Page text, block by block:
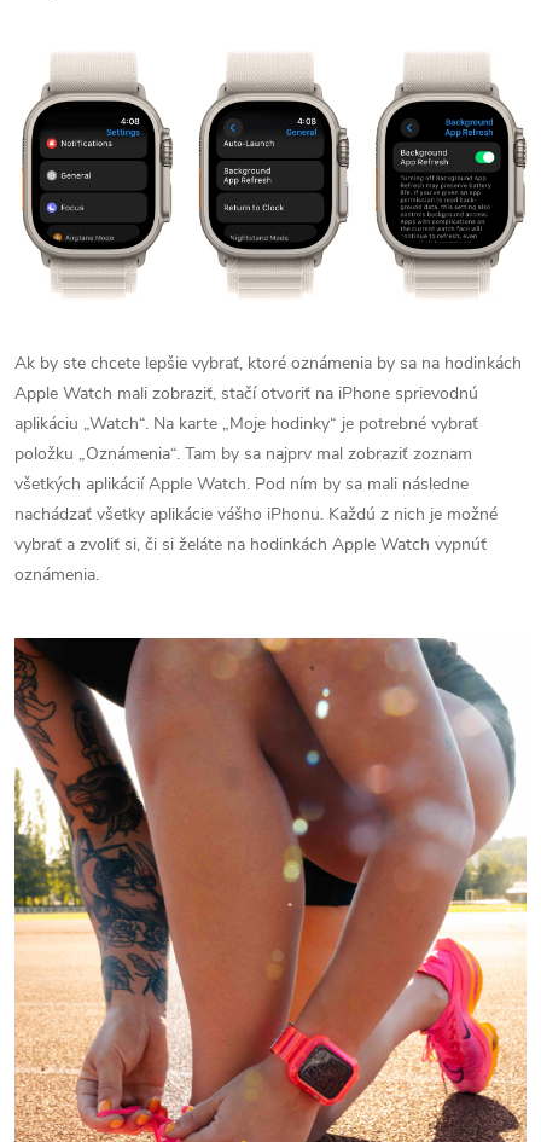
Ak by ste chcete lepšie vybrať, ktoré oznámenia by sa na hodinkách
Apple Watch mali zobraziť, stačí otvoriť na iPhone sprievodnú
aplikáciu „Watch“. Na karte „Moje hodinky“ je potrebné vybrať
položku „Oznámenia“. Tam by sa najprv mal zobraziť zoznam
všetkých aplikácií Apple Watch. Pod ním by sa mali následne
nachádzať všetky aplikácie vášho iPhonu. Každú z nich je možné
vybrať a zvoliť si, či si želáte na hodinkách Apple Watch vypnúť
oznámenia.